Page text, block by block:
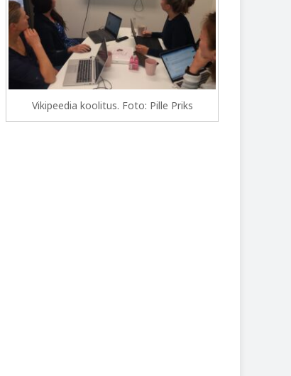
Vikipeedia koolitus. Foto: Pille Priks